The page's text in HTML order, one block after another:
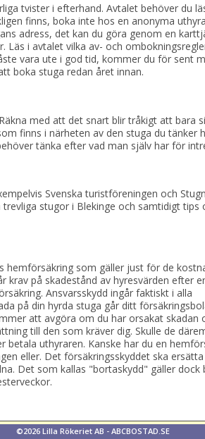
tvister i efterhand. Avtalet behöver du
finns, boka inte hos en anonyma
adress, det kan du göra genom en
i avtalet vilka av- och
vara ute i god tid, kommer du för sent
boka stuga redan året innan.
med att det snart blir tråkigt att bara
finns i närheten av den stuga du tänker
tänka efter vad man själv har för
Svenska turistföreningen och
trevliga stugor i Blekinge och samtidigt tips
hemförsäkring som gäller just för de
på skadestånd av hyresvärden efter
Ansvarsskydd ingår faktiskt i alla
på din hyrda stuga går ditt
att avgöra om du har orsakat skadan
till den som kräver dig. Skulle de
uthyraren. Kanske har du en
eller. Det försäkringsskyddet ska
Det som kallas "bortaskydd" gäller dock
©2026 Lilla Rökeriet AB - ABCBOSTAD.SE